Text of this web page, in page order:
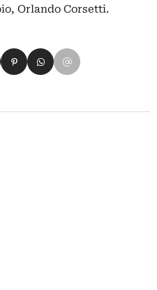
Orlando Corsetti.
Xsu LinkedIn
Condividi su Pinterest
Condividi su WhatsApp
Condividi su Email